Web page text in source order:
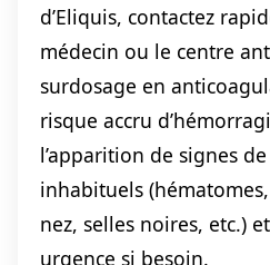
d’Eliquis, contactez
médecin ou le centre
surdosage en
risque accru
l’apparition de signes
inhabituels
nez, selles noires, etc.)
urgence si besoin.